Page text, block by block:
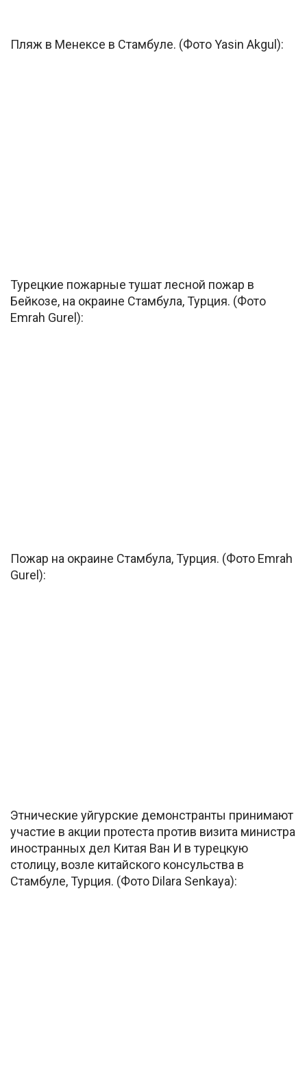
Пляж в Менексе в Стамбуле. (Фото Yasin Akgul):
Турецкие пожарные тушат лесной пожар в
Бейкозе, на окраине Стамбула, Турция. (Фото
Emrah Gurel):
Пожар на окраине Стамбула, Турция. (Фото Emrah
Gurel):
Этнические уйгурские демонстранты принимают
участие в акции протеста против визита министра
иностранных дел Китая Ван И в турецкую
столицу, возле китайского консульства в
Стамбуле, Турция. (Фото Dilara Senkaya):